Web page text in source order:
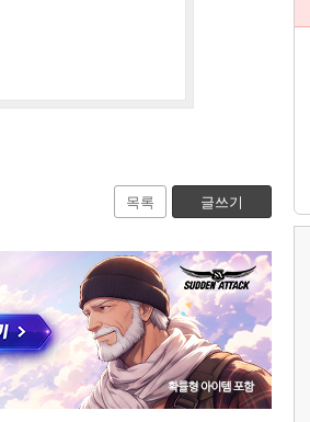
목록 글쓰기